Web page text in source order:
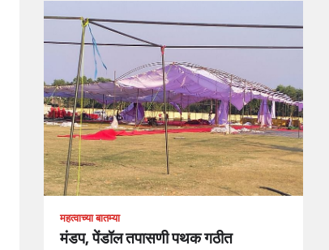
महत्वाच्या बातम्या
मंडप, पेंडॉल तपासणी पथक गठीत